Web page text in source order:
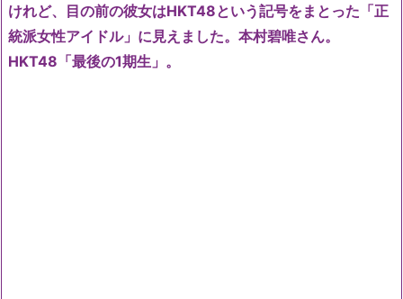
けれど、目の前の彼女はHKT48という記号をまとった「正
統派女性アイドル」に見えました。本村碧唯さん。
HKT48「最後の1期生」。